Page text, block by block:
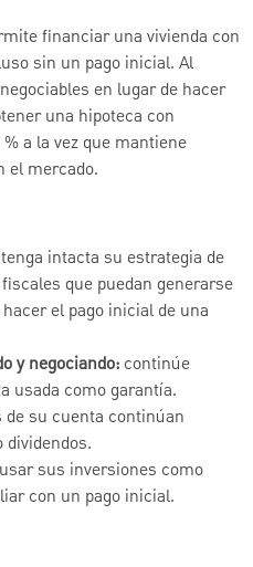
financiar una vivienda con
sin un pago inicial. Al
en lugar de hacer
una hipoteca con
a la vez que mantiene
el mercado.
intacta su estrategia de
que puedan generarse
el pago inicial de una
y negociando: continúe
usada como garantía.
de su cuenta continúan
dividendos.
sus inversiones como
con un pago inicial.